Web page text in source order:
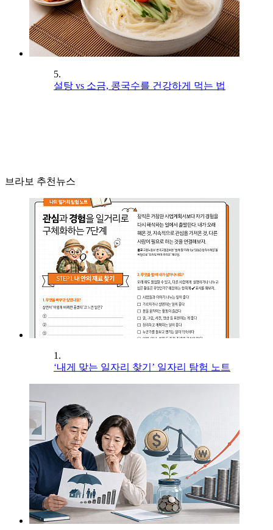
5.
설탕 vs 소금, 콩국수를 건강하게 먹는 법
브라보 추천뉴스
1.
‘내게 맞는 일자리 찾기’ 일자리 탐험 노트